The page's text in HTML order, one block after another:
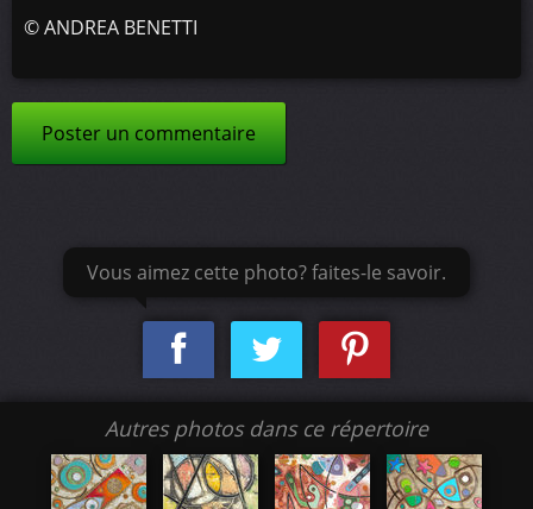
©ANDREA BENETTI
Poster un commentaire
Vous aimez cette photo? faites-le savoir.
Autres photos dans ce répertoire